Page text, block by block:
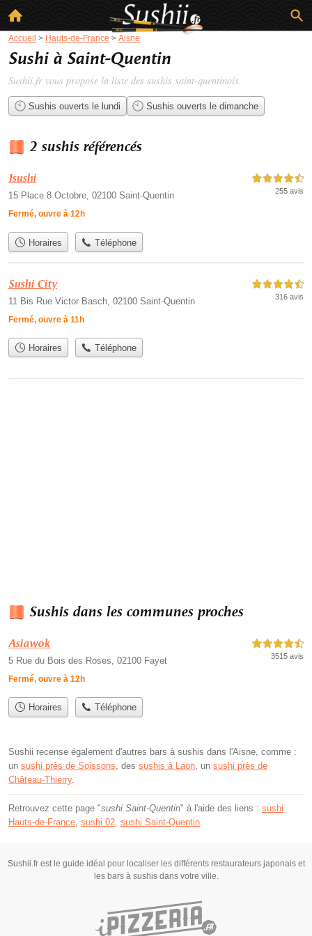
Accueil > Hauts-de-France > Aisne
Sushi à Saint-Quentin
Sushii.fr vous propose la liste des sushis saint-quentinois.
Sushis ouverts le lundi Sushis ouverts le dimanche
2 sushis référencés
Isushi
15 Place 8 Octobre, 02100 Saint-Quentin
Fermé, ouvre à 12h
4,5 étoiles sur 5
255 avis
Horaires Téléphone
Sushi City
11 Bis Rue Victor Basch, 02100 Saint-Quentin
Fermé, ouvre à 11h
4,5 étoiles sur 5
316 avis
Horaires Téléphone
Sushis dans les communes proches
Asiawok
5 Rue du Bois des Roses, 02100 Fayet
Fermé, ouvre à 12h
4,5 étoiles sur 5
3515 avis
Horaires Téléphone
Sushii recense également d'autres bars à sushis dans l'Aisne, comme :
un sushi près de Soissons , des sushis à Laon , un sushi près de
Château-Thierry.
Retrouvez cette page "sushi Saint-Quentin" à l'aide des liens : sushi
Hauts-de-France sushi 02 sushi Saint-Quentin
Sushii.fr est le guide idéal pour localiser les différents restaurateurs japonais et
les bars à sushis dans votre ville.